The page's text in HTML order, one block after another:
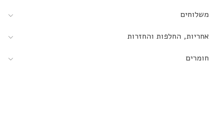
משלוחים
אחריות, החלפות והחזרות
חומרים